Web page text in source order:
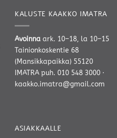
KALUSTE KAAKKO IMATRA
Avoinna ark. 10–18, la 10–15
Tainionkoskentie 68
(Mansikkapaikka) 55120
IMATRA puh. 010 548 3000 ·
kaakko.imatra@gmail.com
ASIAKKAALLE